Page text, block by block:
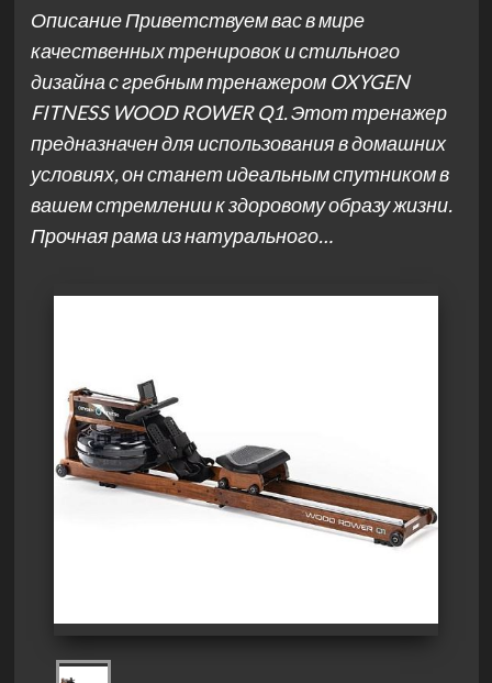
Описание Приветствуем вас в мире
качественных тренировок и стильного
дизайна с гребным тренажером OXYGEN
FITNESS WOOD ROWER Q1. Этот тренажер
предназначен для использования в домашних
условиях, он станет идеальным спутником в
вашем стремлении к здоровому образу жизни.
Прочная рама из натурального…